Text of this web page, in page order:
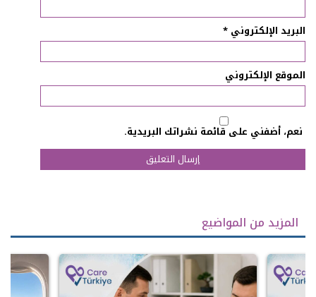
البريد الإلكتروني *
الموقع الإلكتروني
نعم، أضفني على قائمة نشراتك البريدية.
المزيد من المواضيع